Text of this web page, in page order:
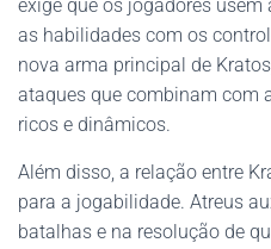
exige que os jogadores
as habilidades com os
nova arma principal de
ataques que combinam com
ricos e dinâmicos.
Além disso, a relação entre
para a jogabilidade. Atreus
batalhas e na resolução de